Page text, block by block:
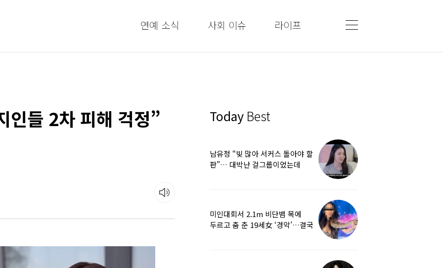
연예 소식 사회 이슈 라이프
들 2차 피해 걱정”
Today Best
남유정 “빚 많아 서커스 돌아야 할
판”… 대박난 걸그룹이었는데
미인대회서 2.1m 비단뱀 목에
두르고 춤 춘 19세女 ‘경악’…결국